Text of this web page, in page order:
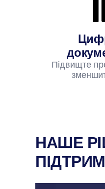
Підвищте
НАШЕ